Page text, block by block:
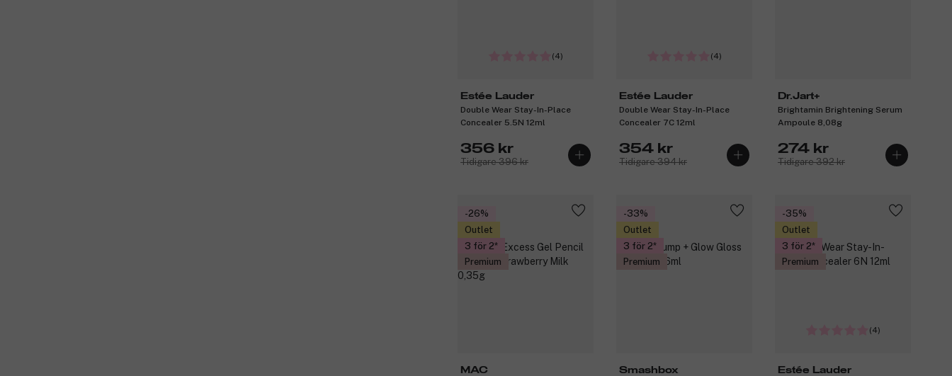
(4)
Estée Lauder
Double Wear Stay-In-Place
Concealer 5.5N 12ml
356 kr
Tidigare 396 kr
(4)
Estée Lauder
Double Wear Stay-In-Place
Concealer 7C 12ml
354 kr
Tidigare 394 kr
Dr.Jart+
Brightamin Brightening Serum
Ampoule 8,08g
274 kr
Tidigare 392 kr
-26%
Outlet
3 för 2
Premium
MAC
-33%
Outlet
3 för 2
Premium
Smashbox
-35%
Outlet
3 för 2
Premium
(4)
Estée Lauder